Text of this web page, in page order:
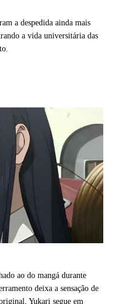
a despedida ainda mais
a vida universitária das
ao do mangá durante
deixa a sensação de
Yukari segue em